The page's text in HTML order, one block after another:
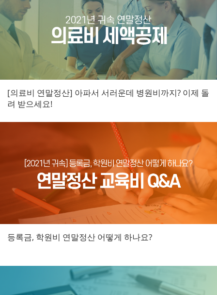
[의료비 연말정산] 아파서 서러운데 병원비까지? 이제 돌
려 받으세요!
등록금, 학원비 연말정산 어떻게 하나요?